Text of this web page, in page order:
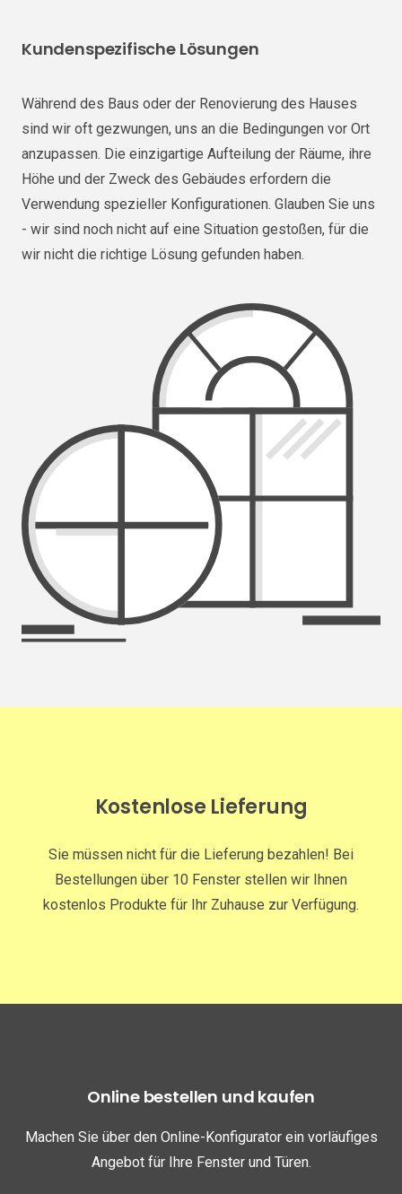
Kundenspezifische Lösungen
Während des Baus oder der Renovierung des Hauses
sind wir oft gezwungen, uns an die Bedingungen vor Ort
anzupassen. Die einzigartige Aufteilung der Räume, ihre
Höhe und der Zweck des Gebäudes erfordern die
Verwendung spezieller Konfigurationen. Glauben Sie uns
- wir sind noch nicht auf eine Situation gestoßen, für die
wir nicht die richtige Lösung gefunden haben.
Kostenlose Lieferung
Sie müssen nicht für die Lieferung bezahlen! Bei
Bestellungen über 10 Fenster stellen wir Ihnen
kostenlos Produkte für Ihr Zuhause zur Verfügung.
Online bestellen und kaufen
Machen Sie über den Online-Konfigurator ein vorläufiges
Angebot für Ihre Fenster und Türen.